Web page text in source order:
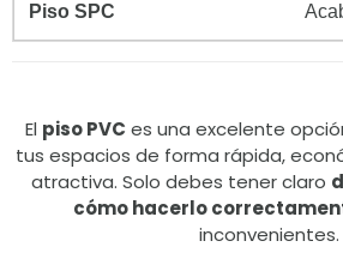
El piso PVC es una excelente
tus espacios de forma rápida,
atractiva. Solo debes tener claro
cómo hacerlo
inconvenientes.